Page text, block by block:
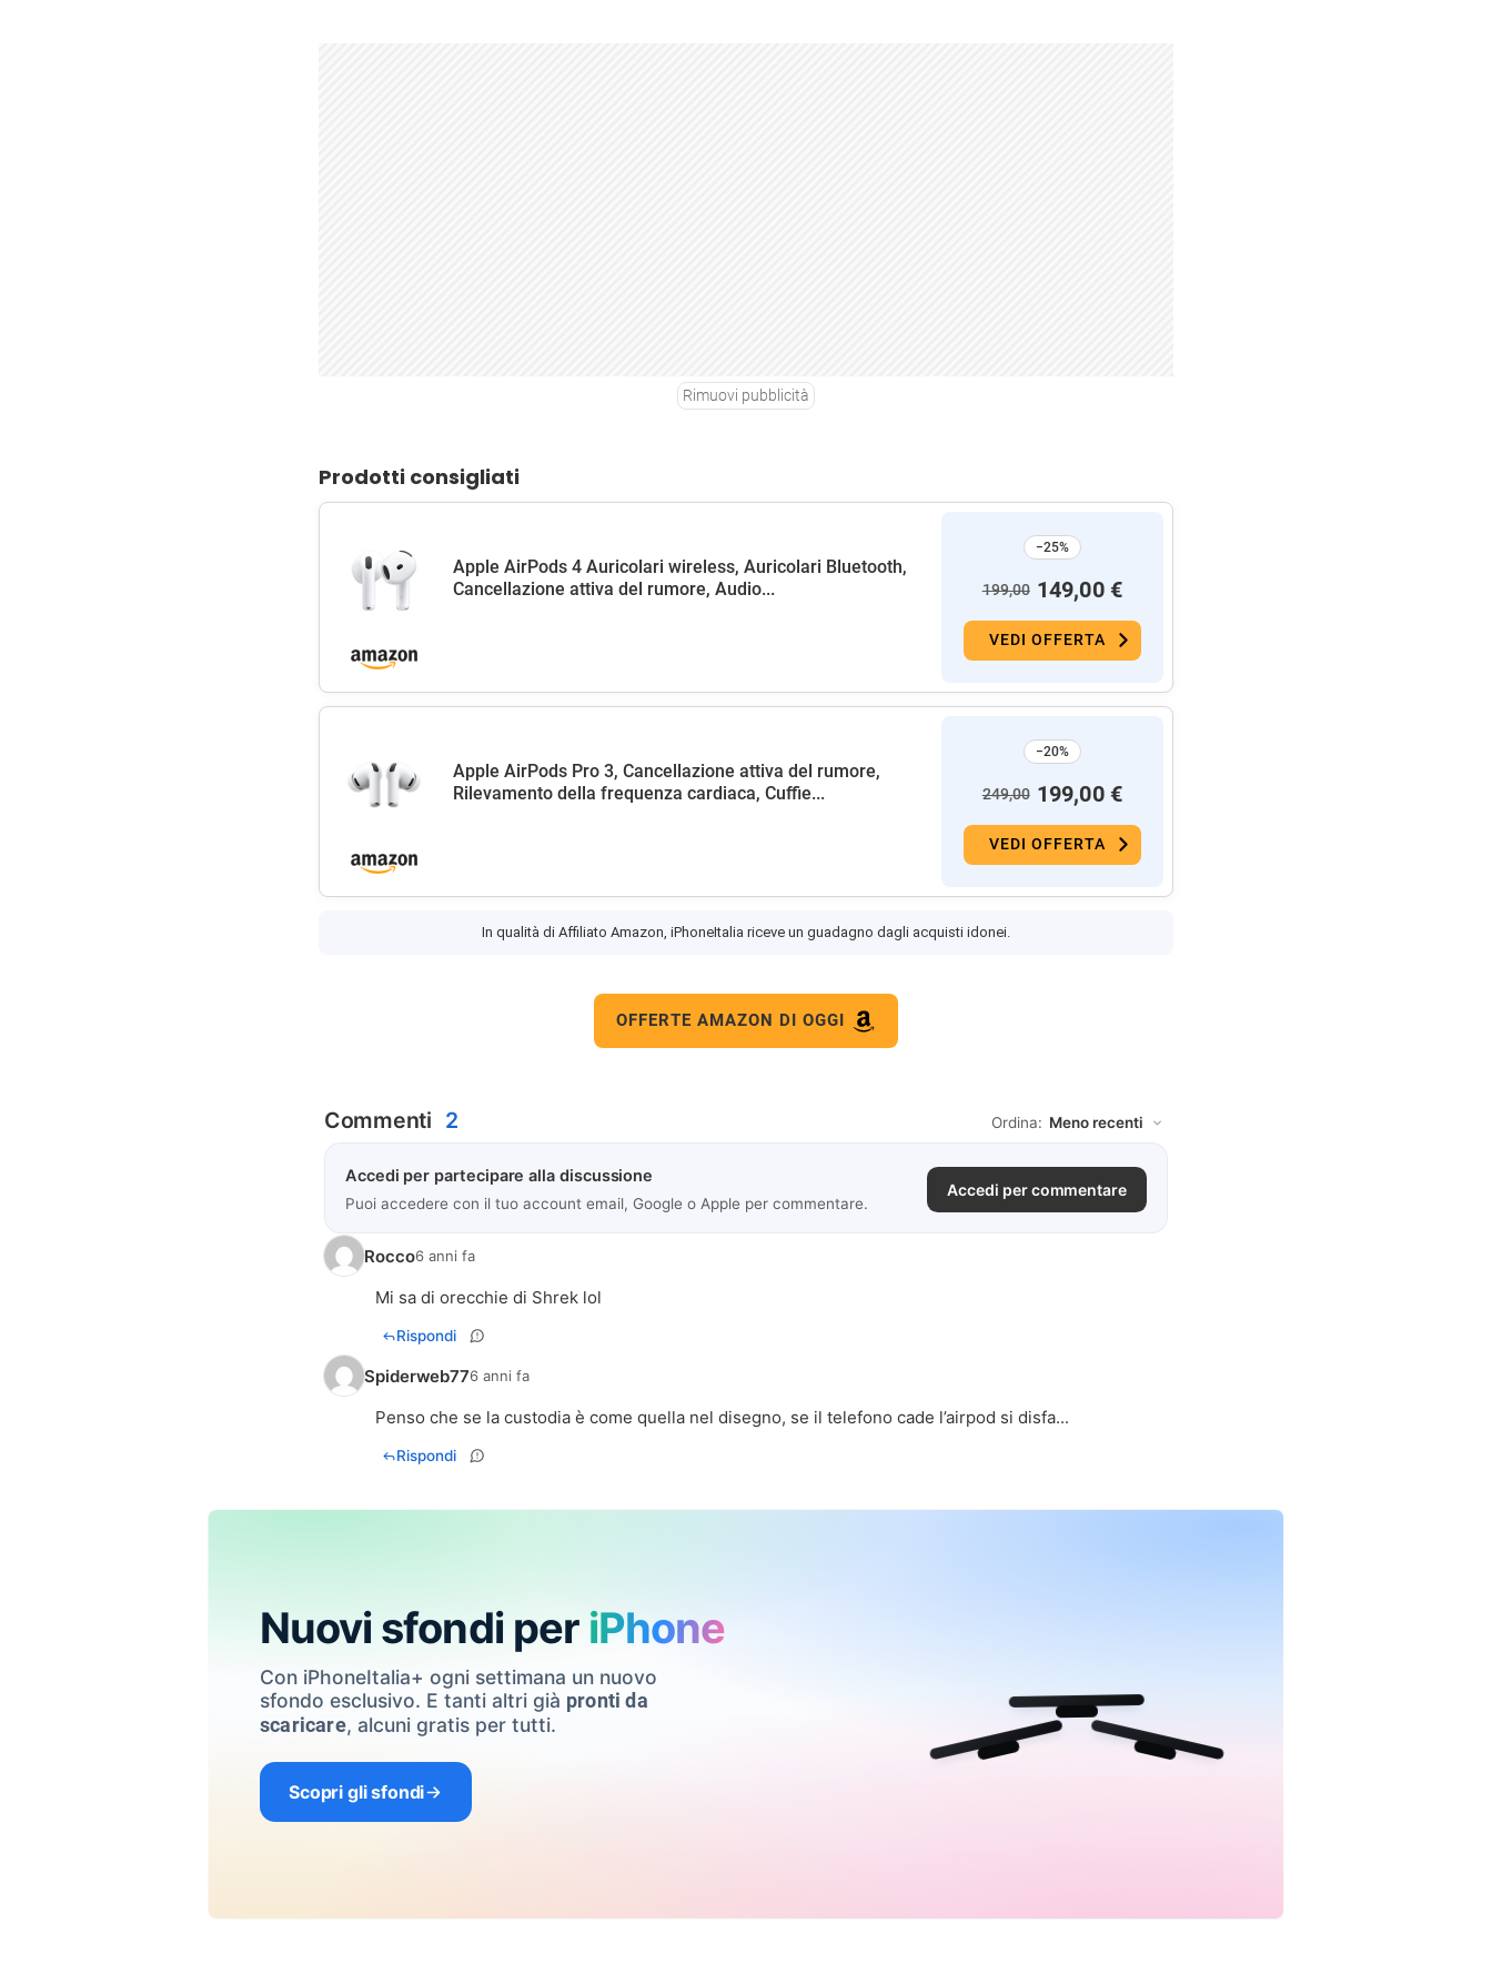
Rimuovi pubblicità
Prodotti consigliati
Apple AirPods 4 Auricolari wireless, Auricolari Bluetooth,
Cancellazione attiva del rumore, Audio...
−25%
199,00 149,00 €
VEDI OFFERTA
Apple AirPods Pro 3, Cancellazione attiva del rumore,
Rilevamento della frequenza cardiaca, Cuffie...
−20%
249,00 199,00 €
VEDI OFFERTA
In qualità di Affiliato Amazon, iPhoneItalia riceve un guadagno dagli acquisti idonei.
OFFERTE AMAZON DI OGGI
Commenti 2 Ordina:
Accedi per partecipare alla discussione
Puoi accedere con il tuo account email, Google o Apple per commentare.
Accedi per commentare
Rocco6 anni fa
Mi sa di orecchie di Shrek lol
Rispondi
Spiderweb776 anni fa
Penso che se la custodia è come quella nel disegno, se il telefono cade l’airpod si disfa...
Rispondi
Nuovi sfondi per iPhone
Con iPhoneItalia+ ogni settimana un nuovo
sfondo esclusivo. E tanti altri già pronti da
scaricare, alcuni gratis per tutti.
Scopri gli sfondi